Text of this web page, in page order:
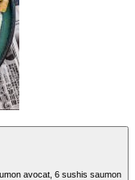
avocat, 6 sushis saumon